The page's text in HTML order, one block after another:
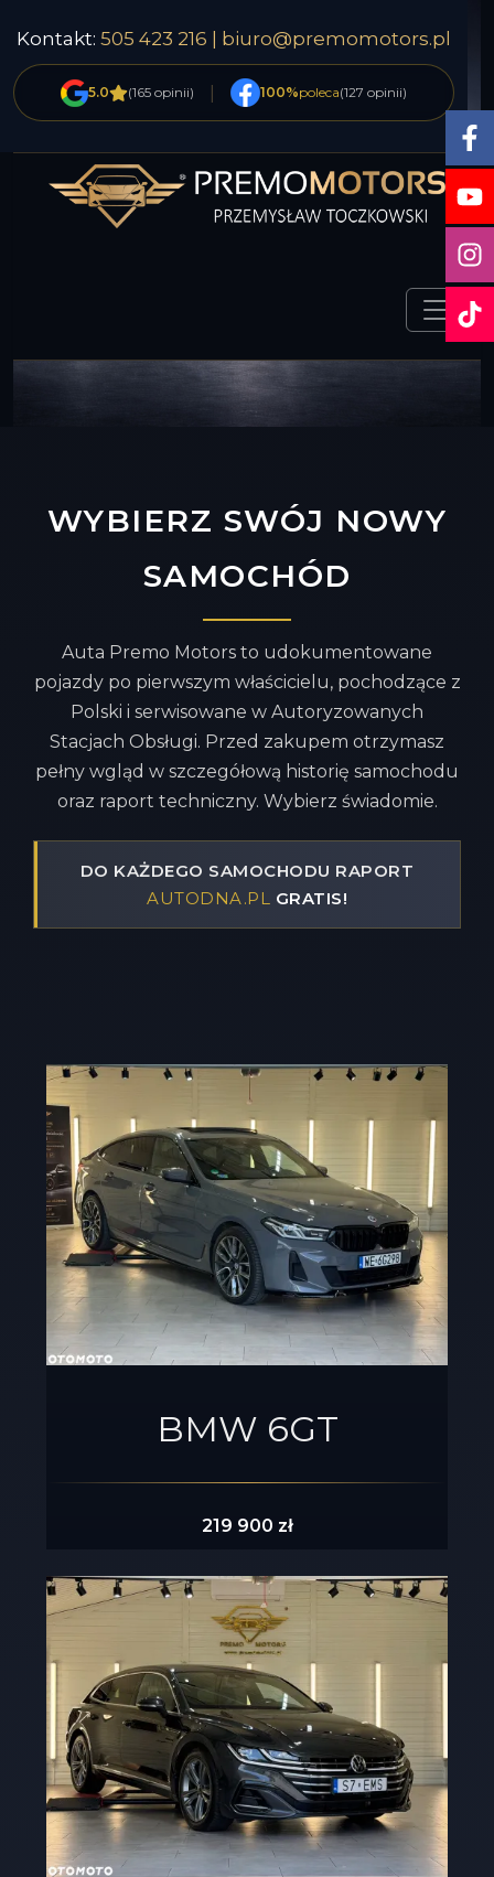
Kontakt: 505 423 216 | biuro@premomotors.pl
5.0 (165 opinii) 100%poleca(127 opinii)
WYBIERZ SWÓJ NOWY
SAMOCHÓD
Auta Premo Motors to udokumentowane
pojazdy po pierwszym właścicielu, pochodzące z
Polski i serwisowane w Autoryzowanych
Stacjach Obsługi. Przed zakupem otrzymasz
pełny wgląd w szczegółową historię samochodu
oraz raport techniczny. Wybierz świadomie.
DO KAŻDEGO SAMOCHODU RAPORT
AUTODNA.PL GRATIS!
BMW 6GT
219 900 zł